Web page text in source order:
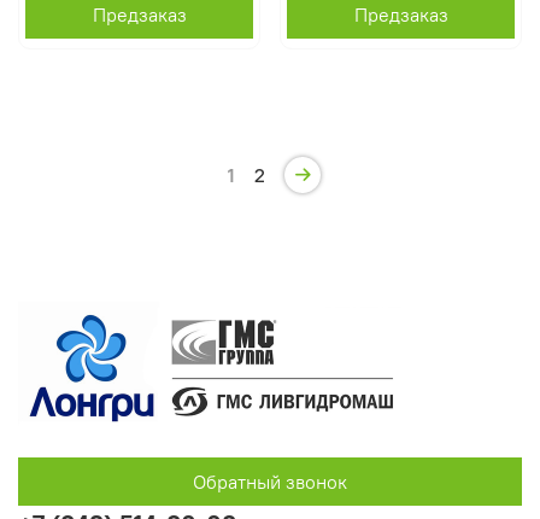
Предзаказ Предзаказ
1 2
Обратный звонок